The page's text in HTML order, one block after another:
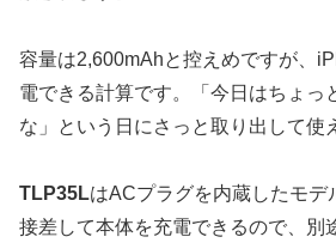
容量は2,600mAhと控えめですが、
電できる計算です。「今日はちょっ
な」という日にさっと取り出して使
TLP35LはACプラグを内蔵したモデ
接差して本体を充電できるので、別